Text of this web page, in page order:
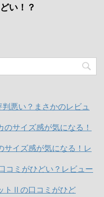
い！？
悪い？まさかのレビュ
のサイズ感が気になる！
サイズ感が気になる！レ
コミがひどい？レビュー
トⅡの口コミがひど